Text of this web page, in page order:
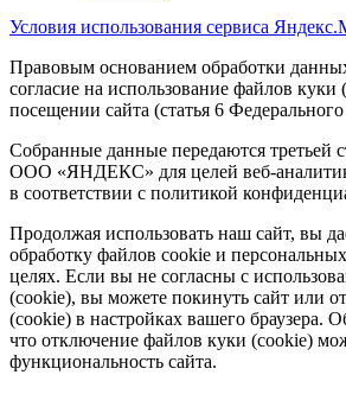
Условия использования сервиса
Правовым основанием обработки
согласие на использование файлов куки
посещении сайта (статья 6
Собранные данные передаются третьей
ООО «ЯНДЕКС» для целей веб-
в соответствии с политикой
Продолжая использовать наш сайт, вы
обработку файлов cookie и
целях. Если вы не согласны с
(cookie), вы можете покинуть сайт или
(cookie) в настройках вашего браузера.
что отключение файлов куки (cookie)
функциональность сайта.